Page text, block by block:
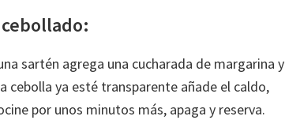
sartén agrega una cucharada de margarina y
cebolla ya esté transparente añade el caldo,
por unos minutos más, apaga y reserva.